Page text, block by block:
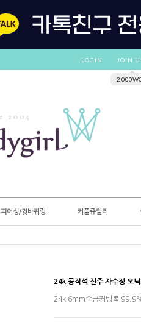
LOGIN JOIN
피어싱/귓바퀴링 커플쥬얼리
24k 공작석 진주 자수정 오닉
24k 6mm순금커팅볼